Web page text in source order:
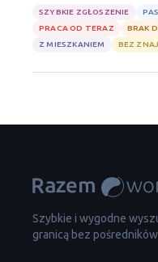
SZYBKIE ZGŁOSZENIE
PRACA OD TERAZ
BRAK
Z MIESZKANIEM
BEZ
Szybkie i wygodne
granicą bez